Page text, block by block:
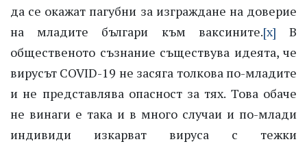
да се окажат пагубни за изграждане на доверие
на младите българи към ваксините.[x] В
общественото съзнание съществува идеята, че
вирусът COVID-19 не засяга толкова по-младите
и не представлява опасност за тях. Това обаче
не винаги е така и в много случаи и по-млади
индивиди изкарват вируса с тежки